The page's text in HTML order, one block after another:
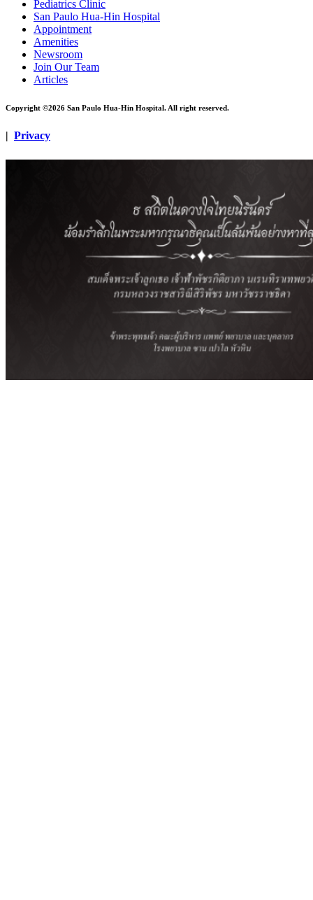
Pediatrics Clinic
San Paulo Hua-Hin Hospital
Appointment
Amenities
Newsroom
Join Our Team
Articles
Copyright ©2026 San Paulo Hua-Hin Hospital. All right reserved.
| Privacy